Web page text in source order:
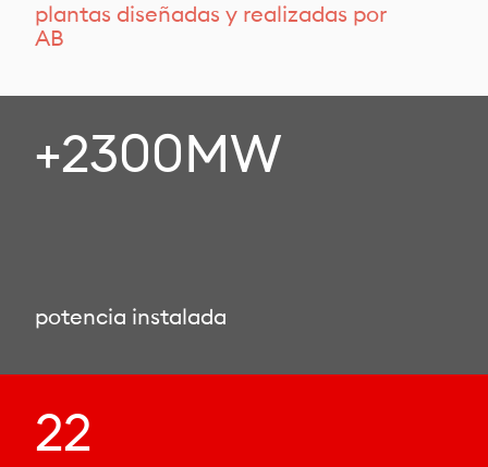
plantas diseñadas y realizadas por
AB
+2300MW
potencia instalada
22